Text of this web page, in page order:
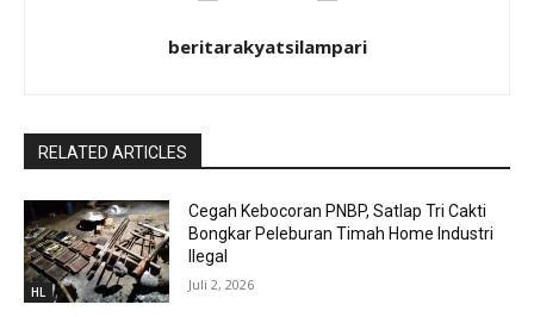
beritarakyatsilampari
RELATED ARTICLES
HL
Cegah Kebocoran PNBP, Satlap Tri Cakti
Bongkar Peleburan Timah Home Industri
Ilegal
Juli 2, 2026